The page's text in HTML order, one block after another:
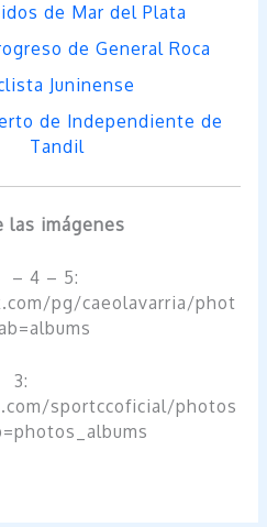
de Mar del Plata
de General Roca
Juninense
de Independiente de
Tandil
las imágenes
– 4 – 5:
pg/caeolavarria/phot
3:
sportccoficial/photos